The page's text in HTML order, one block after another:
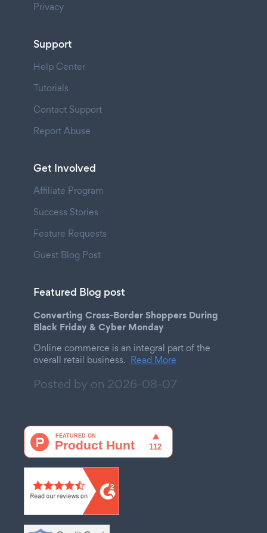
Privacy
Support
Help Center
Tutorials
Contact Support
Report Abuse
Get Involved
Affiliate Program
Success Stories
Feature Requests
Guest Blog Post
Featured Blog post
Converting Cross-Border Shoppers During
Black Friday & Cyber Monday
Online commerce is an integral part of the
overall retail business. Read More
Posted by on 2026-08-07